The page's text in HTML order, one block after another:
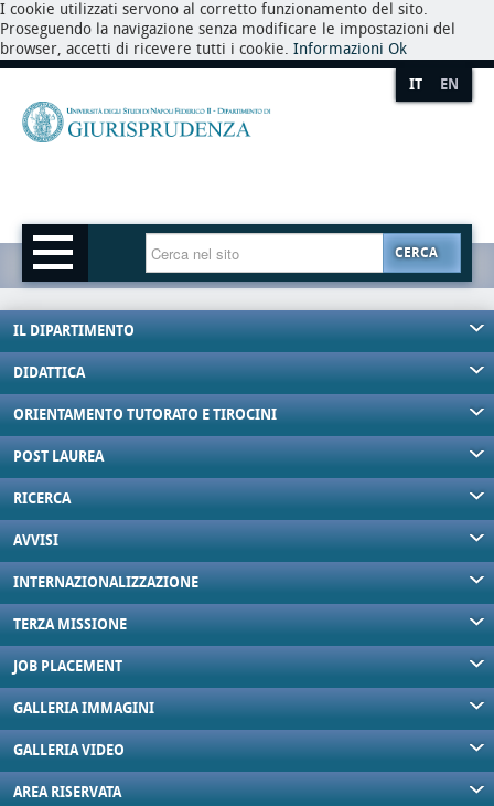
I cookie utilizzati servono al corretto funzionamento del sito.
Proseguendo la navigazione senza modificare le impostazioni del
browser, accetti di ricevere tutti i cookie. Informazioni Ok
IT EN
CERCA
IL DIPARTIMENTO
DIDATTICA
ORIENTAMENTO TUTORATO E TIROCINI
POST LAUREA
RICERCA
AVVISI
INTERNAZIONALIZZAZIONE
TERZA MISSIONE
JOB PLACEMENT
GALLERIA IMMAGINI
GALLERIA VIDEO
AREA RISERVATA